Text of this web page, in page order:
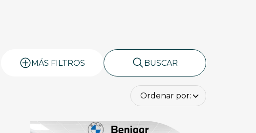
MÁS FILTROS BUSCAR
Ordenar por: